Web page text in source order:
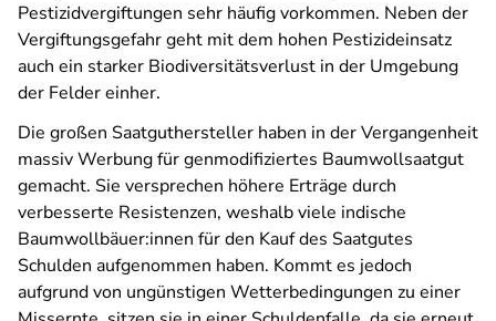
Pestizidvergiftungen sehr häufig vorkommen. Neben der
Vergiftungsgefahr geht mit dem hohen Pestizideinsatz
auch ein starker Biodiversitätsverlust in der Umgebung
der Felder einher.
Die großen Saatguthersteller haben in der Vergangenheit
massiv Werbung für genmodifiziertes Baumwollsaatgut
gemacht. Sie versprechen höhere Erträge durch
verbesserte Resistenzen, weshalb viele indische
Baumwollbäuer:innen für den Kauf des Saatgutes
Schulden aufgenommen haben. Kommt es jedoch
aufgrund von ungünstigen Wetterbedingungen zu einer